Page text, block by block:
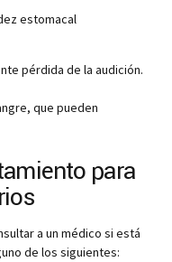
estomacal
pérdida de la audición.
que pueden
para
a un médico si está
de los siguientes: